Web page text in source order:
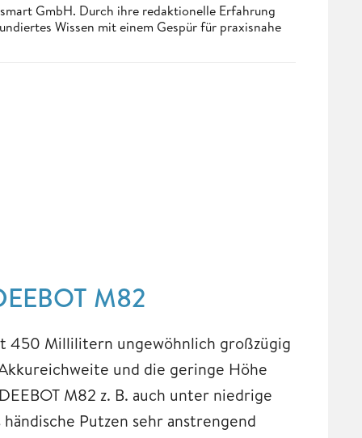
GmbH. Durch ihre redaktionelle Erfahrung
Wissen mit einem Gespür für praxisnahe
M82
450 Millilitern ungewöhnlich großzügig
und die geringe Höhe
M82 z. B. auch unter niedrige
Putzen sehr anstrengend